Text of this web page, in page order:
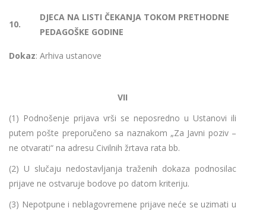
10.
DJECA NA LISTI ČEKANJA TOKOM PRETHODNE
PEDAGOŠKE GODINE
Dokaz: Arhiva ustanove
VII
(1) Podnošenje prijava vrši se neposredno u Ustanovi ili
putem pošte preporučeno sa naznakom „Za Javni poziv –
ne otvarati“ na adresu Civilnih žrtava rata bb.
(2) U slučaju nedostavljanja traženih dokaza podnosilac
prijave ne ostvaruje bodove po datom kriteriju.
(3) Nepotpune i neblagovremene prijave neće se uzimati u